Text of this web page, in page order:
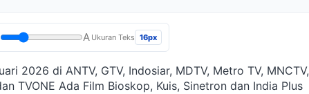
A Ukuran Teks 16px
2026 di ANTV, GTV, Indosiar, MDTV, Metro TV, MNCTV,
TVONE Ada Film Bioskop, Kuis, Sinetron dan India Plus